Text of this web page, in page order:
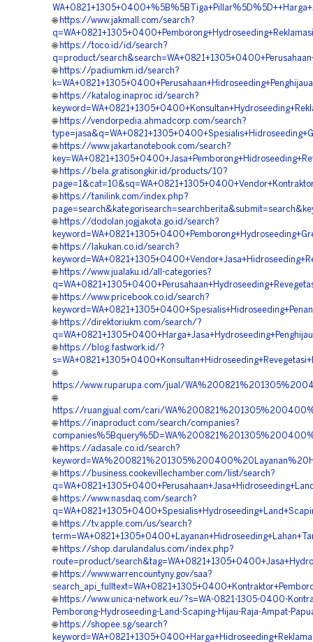
🌐 https://www.jakmall.com/search?
🌐 https://toco.id/id/search?
q=product/
🌐 https://padiumkm.id/search?
🌐 https://katalog.inaproc.id/search?
🌐 https://vendorpedia.ahmadcorp.com/search?
🌐 https://www.jakartanotebook.com/search?
🌐 https://bela.gratisongkir.id/products/10?
🌐 https://tanilink.com/index.php?
🌐 https://dodolan.jogjakota.go.id/search?
🌐 https://lakukan.co.id/search?
🌐 https://www.jualaku.id/all-categories?
🌐 https://www.pricebook.co.id/search?
🌐 https://direktoriukm.com/search/?
🌐 https://blog.fastwork.id/?
🌐
https://www.ruparupa.com/jual/
🌐
https://ruangjual.com/cari/
🌐 https://inaproduct.com/search/companies?
🌐 https://adasale.co.id/search?
🌐 https://business.cookevillechamber.com/list/search?
🌐 https://www.nasdaq.com/search?
🌐 https://tv.apple.com/us/search?
🌐 https://shop.darulandalus.com/index.php?
route=product/
🌐 https://www.warrencountyny.gov/saa?
🌐 https://www.unica-network.eu/?s=WA-0821-1305-0400-
Pemborong-Hydroseeding-Land-Scaping-Hijau-Raja-Ampat-
🌐 https://shopee.sg/search?